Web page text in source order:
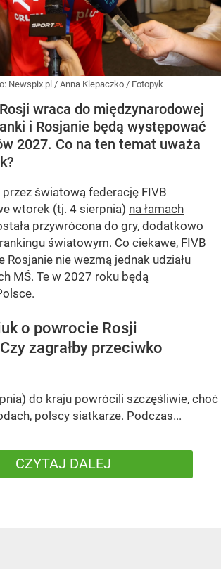
Newspix.pl / Anna Klepaczko / Fotopyk
wraca do międzynarodowej
i Rosjanie będą występować
2027. Co na ten temat uważa
światową federację FIVB
wtorek (tj. 4 sierpnia) na łamach
przywrócona do gry, dodatkowo
światowym. Co ciekawe, FIVB
Rosjanie nie wezmą jednak udziału
MŚ. Te w 2027 roku będą
o powrocie Rosji
zagrałby przeciwko
do kraju powrócili szczęśliwie, choć
polscy siatkarze. Podczas...
CZYTAJ DALEJ